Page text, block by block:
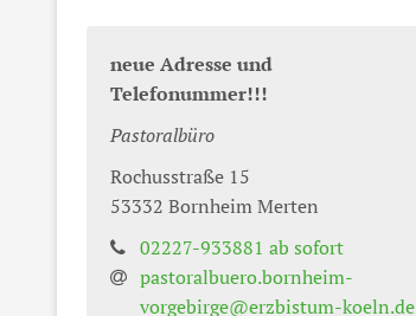
neue Adresse und
Telefonummer!!!
Pastoralbüro
Rochusstraße 15
53332 Bornheim Merten
02227-933881 ab sofort
pastoralbuero.bornheim-
vorgebirge@erzbistum-koeln.de